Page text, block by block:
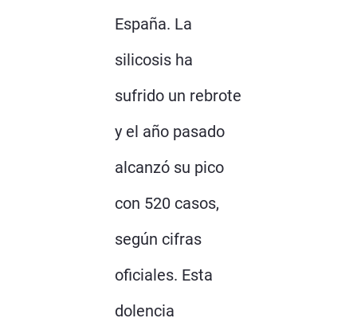
España. La
silicosis ha
sufrido un rebrote
y el año pasado
alcanzó su pico
con 520 casos,
según cifras
oficiales. Esta
dolencia